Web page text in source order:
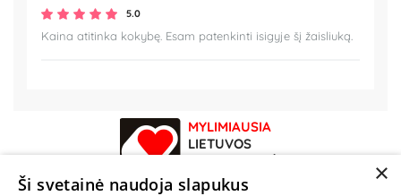
5.0
Kaina atitinka kokybę. Esam patenkinti isigyje šį žaisliuką.
MYLIMIAUSIA
LIETUVOS
ELEKTRONINĖ
PARDUOTUVĖ
×
Ši svetainė naudoja slapukus